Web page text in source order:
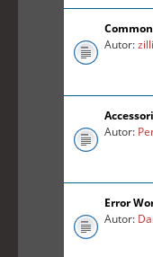
Autor:zilli
Autor:
Error
Autor: